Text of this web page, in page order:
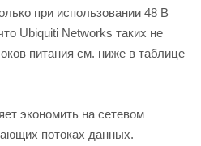
при использовании 48 В
Ubiquiti Networks таких не
питания см. ниже в таблице
экономить на сетевом
потоках данных.